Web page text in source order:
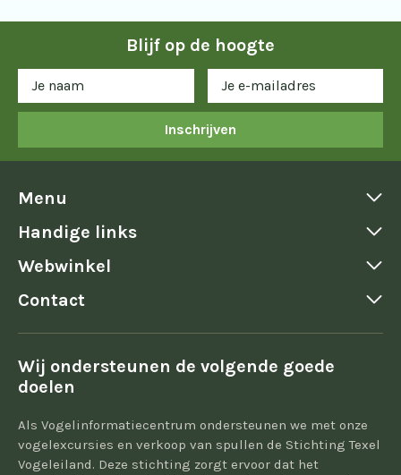
Blijf op de hoogte
Inschrijven
Menu
Handige links
Webwinkel
Contact
Wij ondersteunen de volgende goede
doelen
Als Vogelinformatiecentrum ondersteunen we met onze
vogelexcursies en verkoop van spullen de Stichting Texel
Vogeleiland. Deze stichting zorgt ervoor dat het